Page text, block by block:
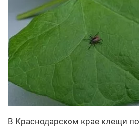
В Краснодарском крае клещи